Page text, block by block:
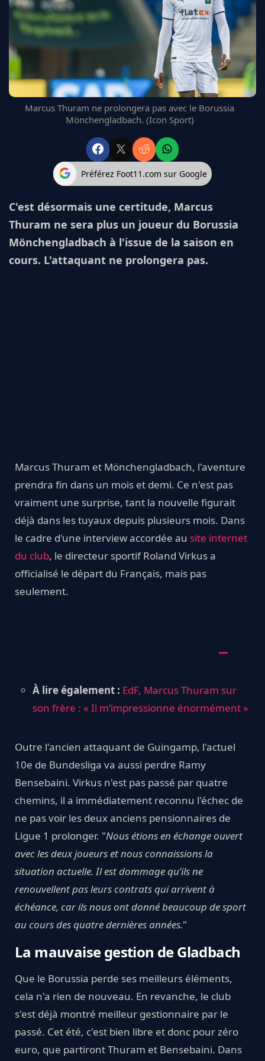
FC BARCELONE
MANCHESTER UNITED
ARSENAL
L'AVIS DE LA RÉDAC'
Marcus Thuram ne prolongera pas avec le Borussia
Mönchengladbach. (Icon Sport)
Préférez Foot11.com sur Google
C'est désormais une certitude, Marcus
Thuram ne sera plus un joueur du Borussia
Mönchengladbach à l'issue de la saison en
cours. L'attaquant ne prolongera pas.
Marcus Thuram et Mönchengladbach, l'aventure
prendra fin dans un mois et demi. Ce n'est pas
vraiment une surprise, tant la nouvelle figurait
déjà dans les tuyaux depuis plusieurs mois. Dans
le cadre d'une interview accordée au site internet
du club, le directeur sportif Roland Virkus a
officialisé le départ du Français, mais pas
seulement.
À lire également : EdF, Marcus Thuram sur
son frère : « Il m’impressionne énormément »
Outre l'ancien attaquant de Guingamp, l'actuel
10e de Bundesliga va aussi perdre Ramy
Bensebaini. Virkus n'est pas passé par quatre
chemins, il a immédiatement reconnu l'échec de
ne pas voir les deux anciens pensionnaires de
Ligue 1 prolonger. "Nous étions en échange ouvert
avec les deux joueurs et nous connaissions la
situation actuelle. Il est dommage qu’ils ne
renouvellent pas leurs contrats qui arrivent à
échéance, car ils nous ont donné beaucoup de sport
au cours des quatre dernières années."
La mauvaise gestion de Gladbach
Que le Borussia perde ses meilleurs éléments,
cela n'a rien de nouveau. En revanche, le club
s'est déjà montré meilleur gestionnaire par le
passé. Cet été, c'est bien libre et donc pour zéro
euro, que partiront Thuram et Bensebaini. Dans